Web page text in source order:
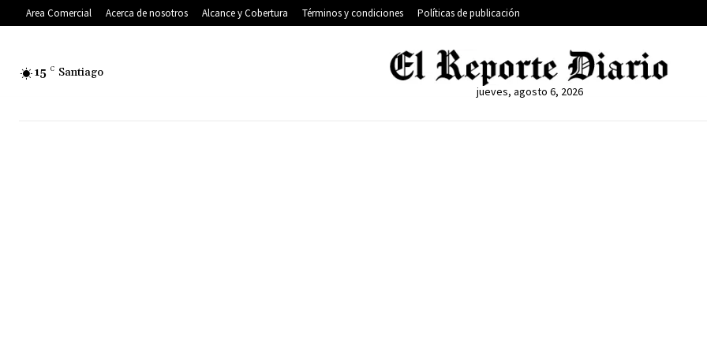
Area Comercial Acerca de nosotros Alcance y Cobertura Términos y condiciones Políticas de publicación
15 C Santiago
jueves, agosto 6, 2026